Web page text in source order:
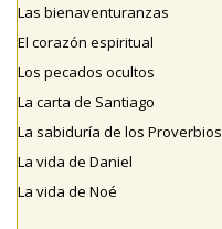
Las bienaventuranzas
El corazón espiritual
Los pecados ocultos
La carta de Santiago
La sabiduría de los Proverbios
La vida de Daniel
La vida de Noé